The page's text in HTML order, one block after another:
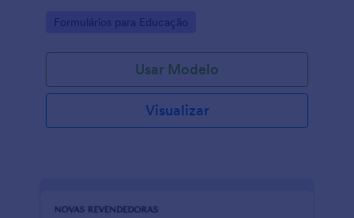
Go to Category:
Formulários para Educação
Usar Modelo
Visualizar